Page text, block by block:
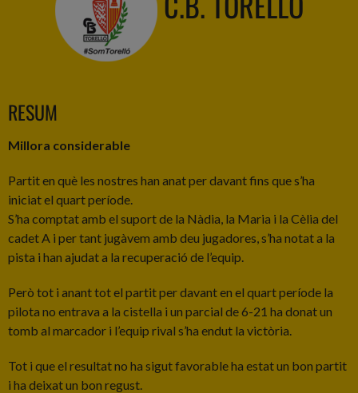
RESUM
Millora considerable
Partit en què les nostres han anat per davant fins que s’ha
iniciat el quart període.
S’ha comptat amb el suport de la Nàdia, la Maria i la Cèlia del
cadet A i per tant jugàvem amb deu jugadores, s’ha notat a la
pista i han ajudat a la recuperació de l’equip.
Però tot i anant tot el partit per davant en el quart període la
pilota no entrava a la cistella i un parcial de 6-21 ha donat un
tomb al marcador i l’equip rival s’ha endut la victòria.
Tot i que el resultat no ha sigut favorable ha estat un bon partit
i ha deixat un bon regust.